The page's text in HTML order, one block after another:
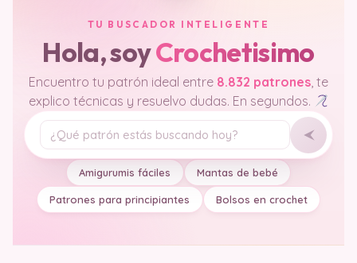
TU BUSCADOR INTELIGENTE
Hola, soyCrochetisimo
Encuentro tu patrón ideal entre 8.832 patrones, te
explico técnicas y resuelvo dudas. En segundos.
Tu pregunta
Amigurumis fáciles Mantas de bebé
Patrones para principiantes Bolsos en crochet